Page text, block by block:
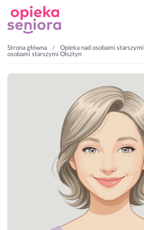
Strona główna Opieka nad osobami starszymi
osobami starszymi Olsztyn